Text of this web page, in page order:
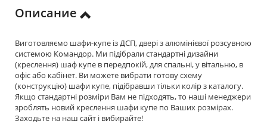
Описание
Виготовляємо шафи-купе із ДСП, двері з алюмінієвої розсувною
системою Командор. Ми підібрали стандартні дизайни
(креслення) шаф купе в передпокій, для спальні, у вітальню, в
офіс або кабінет. Ви можете вибрати готову схему
(конструкцію) шафи купе, підібравши тільки колір з каталогу.
Якщо стандартні розміри Вам не підходять, то наші менеджери
зроблять новий креслення шафи купе по Ваших розмірах.
Заходьте на наш сайт і вибирайте!